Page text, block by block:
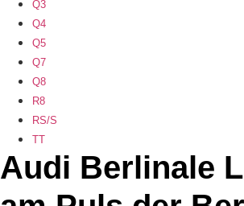
Q3
Q4
Q5
Q7
Q8
R8
RS/S
TT
Audi Berlinale